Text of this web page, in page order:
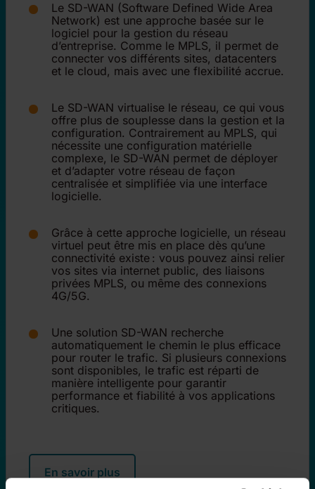
Le SD-WAN (Software Defined Wide Area
Network) est une approche basée sur le
logiciel pour la gestion du réseau
d’entreprise. Comme le MPLS, il permet de
connecter vos différents sites, datacenters
et le cloud, mais avec une flexibilité accrue.
Le SD-WAN virtualise le réseau, ce qui vous
offre plus de souplesse dans la gestion et la
configuration. Contrairement au MPLS, qui
nécessite une configuration matérielle
complexe, le SD-WAN permet de déployer
et d’adapter votre réseau de façon
centralisée et simplifiée via une interface
logicielle.
Grâce à cette approche logicielle, un réseau
virtuel peut être mis en place dès qu’une
connectivité existe : vous pouvez ainsi relier
vos sites via internet public, des liaisons
privées MPLS, ou même des connexions
4G/5G.
Une solution SD-WAN recherche
automatiquement le chemin le plus efficace
pour router le trafic. Si plusieurs connexions
sont disponibles, le trafic est réparti de
manière intelligente pour garantir
performance et fiabilité à vos applications
critiques.
En savoir plus